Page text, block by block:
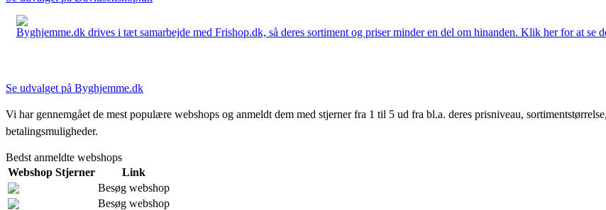
Byghjemme.dk drives i tæt samarbejde med Frishop.dk, så deres sortiment og priser minder en del om hinanden. Klik her for at se
Se udvalget på Byghjemme.dk
Vi har gennemgået de mest populære webshops og anmeldt dem med stjerner fra 1 til 5 ud fra bl.a. deres prisniveau,
betalingsmuligheder.
Bedst anmeldte webshops
Webshop Stjerner
Link
Besøg webshop
Besøg webshop